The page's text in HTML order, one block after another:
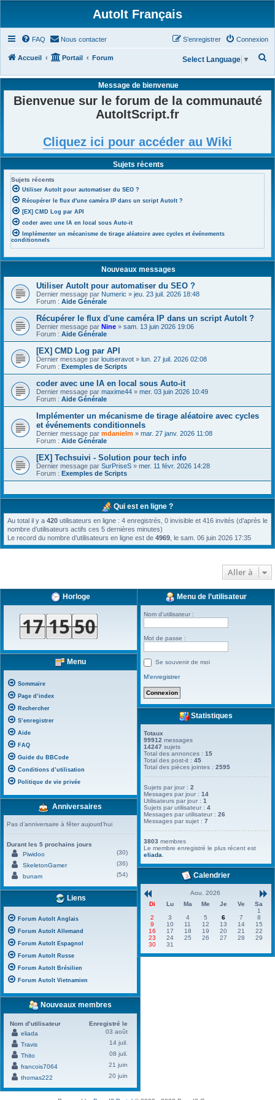
AutoIt Français
FAQ Nous contacter Connexion
S’enregistrer
Accueil Portail Forum
h
Select Language ▼
Message de bienvenue
Bienvenue sur le forum de la communauté
AutoItScript.fr
Cliquez ici pour accéder au Wiki
Sujets récents
Sujets récents
Utiliser AutoIt pour automatiser du SEO ?
Récupérer le flux d'une caméra IP dans un script AutoIt ?
[EX] CMD Log par API
coder avec une IA en local sous Auto-it
Implémenter un mécanisme de tirage aléatoire avec cycles et événements
conditionnels
Nouveaux messages
Utiliser AutoIt pour automatiser du SEO ?
Dernier message par Numeric » jeu. 23 juil. 2026 18:48
Forum : Aide Générale
Récupérer le flux d'une caméra IP dans un script AutoIt ?
Dernier message par Nine » sam. 13 juin 2026 19:06
Forum : Aide Générale
[EX] CMD Log par API
Dernier message par louiseravot » lun. 27 juil. 2026 02:08
Forum : Exemples de Scripts
coder avec une IA en local sous Auto-it
Dernier message par maxime44 » mer. 03 juin 2026 10:49
Forum : Aide Générale
Implémenter un mécanisme de tirage aléatoire avec cycles
et événements conditionnels
Dernier message par mdanielm » mar. 27 janv. 2026 11:08
Forum : Aide Générale
[EX] Techsuivi - Solution pour tech info
Dernier message par SurPriseS » mer. 11 févr. 2026 14:28
Forum : Exemples de Scripts
Qui est en ligne ?
Au total il y a 420 utilisateurs en ligne : 4 enregistrés, 0 invisible et 416 invités (d’après le
nombre d’utilisateurs actifs ces 5 dernières minutes)
Le record du nombre d’utilisateurs en ligne est de 4969 , le sam. 06 juin 2026 17:35
Aller à
Horloge
Menu
Sommaire
Page d’index
Rechercher
S’enregistrer
Aide
FAQ
Guide du BBCode
Conditions d’utilisation
Politique de vie privée
Anniversaires
Pas d’anniversaire à fêter aujourd’hui
Durant les 5 prochains jours
Piwidoo
(30)
SkeletonGamer
(36)
bunam
(54)
Liens
Forum AutoIt Anglais
Forum AutoIt Allemand
Forum AutoIt Espagnol
Forum AutoIt Russe
Forum AutoIt Brésilien
Forum AutoIt Vietnamien
Nouveaux membres
Nom d’utilisateur
Enregistré le
eliada
03 août
Travis
14 juil.
Thito
08 juil.
francois7064
21 juin
thomas222
20 juin
Menu de l’utilisateur
Nom d’utilisateur :
Mot de passe :
Se souvenir de moi
M’enregistrer
Statistiques
Totaux
99912 messages
14247 sujets
Total des annonces :15
Total des post-it :45
Total des pièces jointes :2595
Sujets par jour :2
Messages par jour :14
Utilisateurs par jour :1
Sujets par utilisateur :4
Messages par utilisateur :26
Messages par sujet :7
3803 membres
Le membre enregistré le plus récent est
eliada
Calendrier
Aou. 2026
Di
Lu Ma Me Je Ve
Sa
1
2
3 4 5 6 7
8
9
10 11 12 13 14
15
16
17 18 19 20 21
22
23
24 25 26 27 28
29
30
31